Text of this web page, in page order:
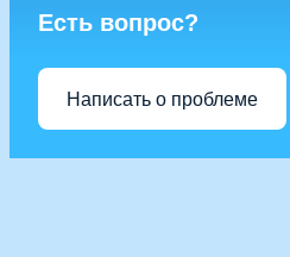
Есть вопрос?
Написать о проблеме